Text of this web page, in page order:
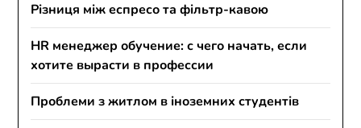
Різниця між еспресо та фільтр-кавою
HR менеджер обучение: с чего начать, если
хотите вырасти в профессии
Проблеми з житлом в іноземних студентів